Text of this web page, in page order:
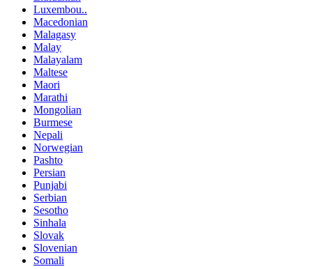
Luxembou..
Macedonian
Malagasy
Malay
Malayalam
Maltese
Maori
Marathi
Mongolian
Burmese
Nepali
Norwegian
Pashto
Persian
Punjabi
Serbian
Sesotho
Sinhala
Slovak
Slovenian
Somali